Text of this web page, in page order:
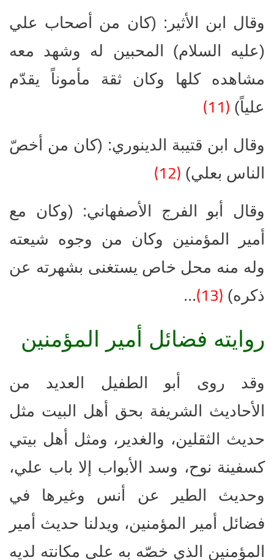
وقال ابن الأثير: (كان من أصحاب علي
(عليه السلام) المحبين له وشهد معه
مشاهده كلها وكان ثقة مأموناً يقدّم
علياً) (11)
وقال ابن قتيبة الدينوري: (كان من أخصّ
الناس بعلي) (12)
وقال أبو الفرج الأصفهاني: (وكان مع
أمير المؤمنين وكان من وجوه شيعته
وله منه محل خاص يستغنى بشهرته عن
ذكره) (13)
...
روايته فضائل أمير المؤمنين
وقد روى أبو الطفيل العديد من
الأحاديث الشريفة بحق أهل البيت مثل
حديث الثقلين، والغدير، ومثل أهل بيتي
كسفينة نوح، وسد الأبواب إلا باب علي،
وحديث الطير عن أنس وغيرها في
فضائل أمير المؤمنين، ويدلنا حديث أمير
المؤمنين الذي خصّه به على مكانته لديه